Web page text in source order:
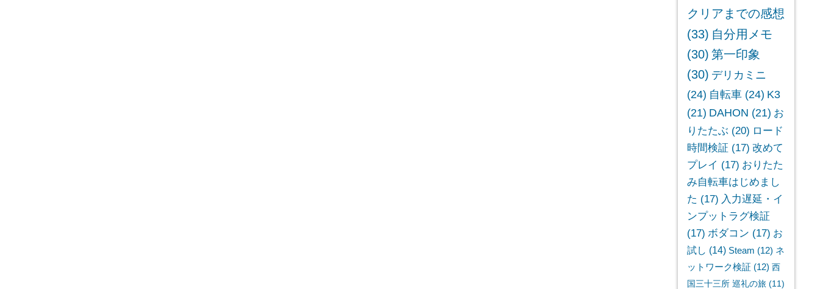
クリアまでの感想
(33) 自分用メモ
(30) 第一印象
(30) デリカミニ
(24) 自転車(24) K3
(21) DAHON (21) お
りたたぶ (20) ロード
時間検証 (17) 改めて
プレイ (17) おりたた
み自転車はじめまし
た (17) 入力遅延・イ
ンプットラグ検証
(17) ボダコン (17) お
試し (14) Steam (12) ネ
ットワーク検証 (12) 西
国三十三所 巡礼の旅(11)